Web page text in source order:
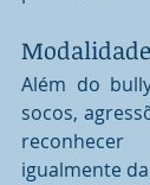
Além do
socos,
igualmente